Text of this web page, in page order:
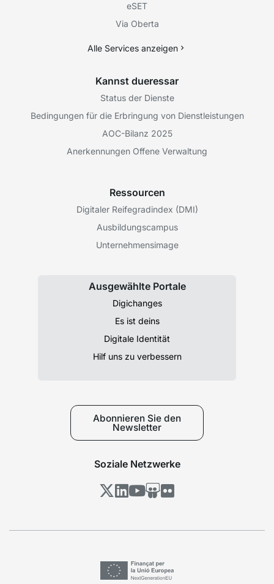
eSET
Via Oberta
Alle Services anzeigen
Kannst dueressar
Status der Dienste
Bedingungen für die Erbringung von Dienstleistungen
AOC-Bilanz 2025
Anerkennungen Offene Verwaltung
Ressourcen
Digitaler Reifegradindex (DMI)
Ausbildungscampus
Unternehmensimage
Ausgewählte Portale
Digichanges
Es ist deins
Digitale Identität
Hilf uns zu verbessern
Abonnieren Sie den
Newsletter
Soziale Netzwerke